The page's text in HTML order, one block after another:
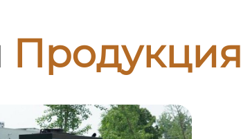
Продукция